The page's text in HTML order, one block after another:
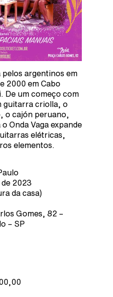
pelos argentinos em
2000 em Cabo
De um começo com
guitarra criolla, o
o cajón peruano,
Onda Vaga expande
elétricas,
elementos.
de 2023
da casa)
Gomes, 82 –
– SP